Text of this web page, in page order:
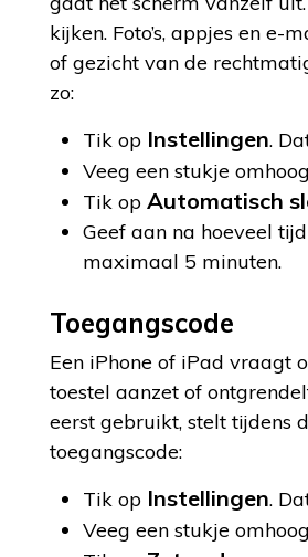
kijken. Foto’s, appjes en
of gezicht van de
zo:
Tik op Instellingen.
Veeg een stukje
Tik op Automatisch
Geef aan na hoeveel
maximaal 5 minuten.
Toegangscode
Een iPhone of iPad vraagt
toestel aanzet of
eerst gebruikt, stelt tijdens
toegangscode:
Tik op Instellingen.
Veeg een stukje